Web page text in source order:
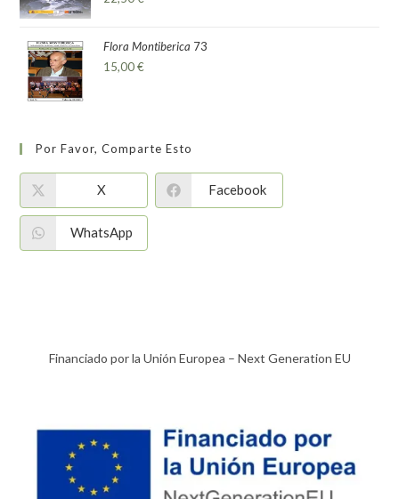
Flora Montiberica 73
15,00€
Por Favor, Comparte Esto
X Facebook
WhatsApp
Financiado por la Unión Europea – Next Generation EU​